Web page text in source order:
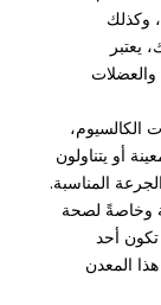
وكذلك
الكالسيوم،
أو يتناولون
المناسبة.
وخاصةً لصحة
تكون أحد
المعدن